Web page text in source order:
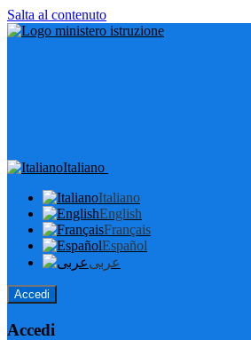
Salta al contenuto
Italiano
Italiano
English
Français
Español
عربى
Accedi
Accedi